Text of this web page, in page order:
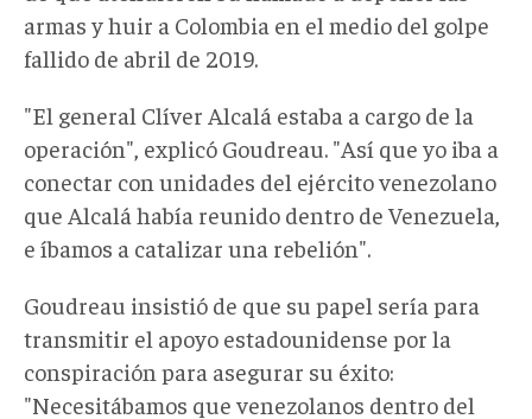
armas y huir a Colombia en el medio del golpe
fallido de abril de 2019.
"El general Clíver Alcalá estaba a cargo de la
operación", explicó Goudreau. "Así que yo iba a
conectar con unidades del ejército venezolano
que Alcalá había reunido dentro de Venezuela,
e íbamos a catalizar una rebelión".
Goudreau insistió de que su papel sería para
transmitir el apoyo estadounidense por la
conspiración para asegurar su éxito:
"Necesitábamos que venezolanos dentro del